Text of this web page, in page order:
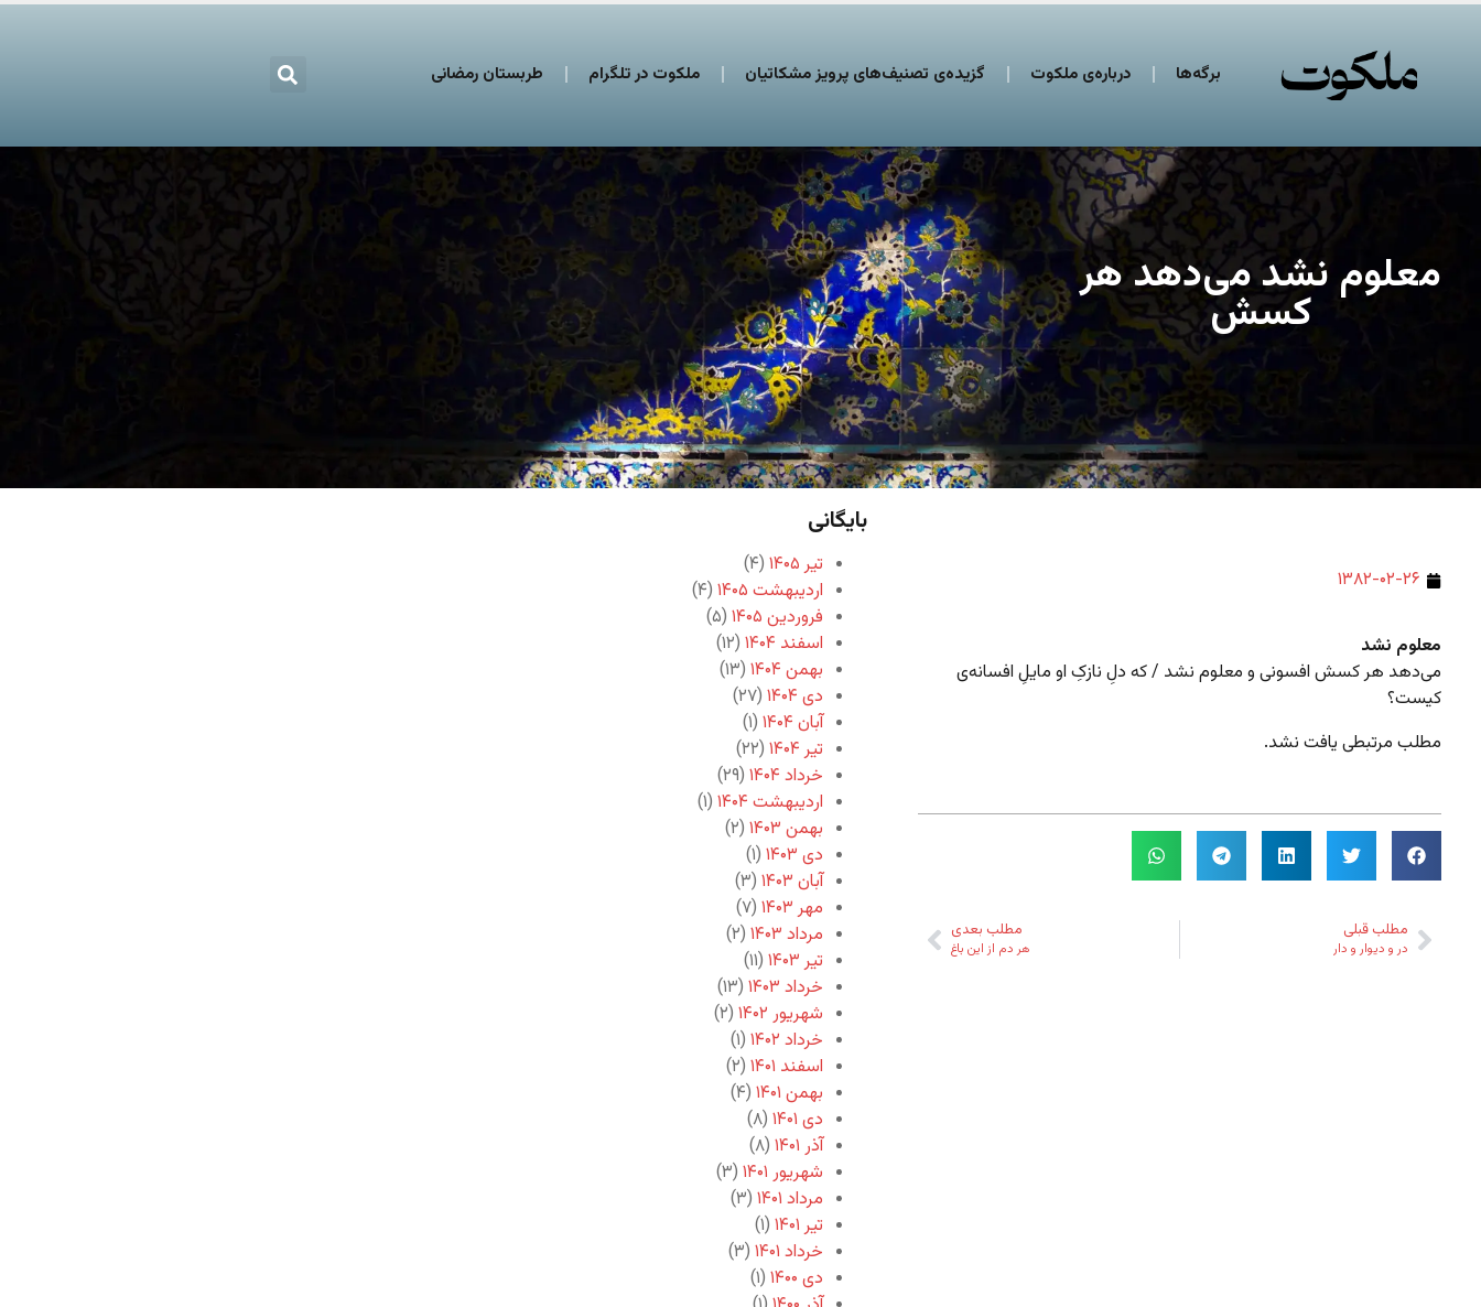
برگه‌ها درباره‌ی ملکوت گزیده‌ی تصنیف‌های پرویز مشکاتیان ملکوت در تلگرام طربستان رمضانی
معلوم نشد می‌دهد هر
کسش
۱۳۸۲-۰۲-۲۶
معلوم نشد
می‌دهد هر کسش افسونی و معلوم نشد / که دلِ نازکِ او مایلِ افسانه‌ی
کیست؟
مطلب مرتبطی یافت نشد.
مطلب قبلی
در و دیوار و دار
مطلب بعدی
هر دم از این باغ
بایگانی
تیر ۱۴۰۵
(۴)
اردیبهشت ۱۴۰۵
(۴)
فروردین ۱۴۰۵
(۵)
اسفند ۱۴۰۴
(۱۲)
بهمن ۱۴۰۴
(۱۳)
دی ۱۴۰۴
(۲۷)
آبان ۱۴۰۴
(۱)
تیر ۱۴۰۴
(۲۲)
خرداد ۱۴۰۴
(۲۹)
اردیبهشت ۱۴۰۴
(۱)
بهمن ۱۴۰۳
(۲)
دی ۱۴۰۳
(۱)
آبان ۱۴۰۳
(۳)
مهر ۱۴۰۳
(۷)
مرداد ۱۴۰۳
(۲)
تیر ۱۴۰۳
(۱۱)
خرداد ۱۴۰۳
(۱۳)
شهریور ۱۴۰۲
(۲)
خرداد ۱۴۰۲
(۱)
اسفند ۱۴۰۱
(۲)
بهمن ۱۴۰۱
(۴)
دی ۱۴۰۱
(۸)
آذر ۱۴۰۱
(۸)
شهریور ۱۴۰۱
(۳)
مرداد ۱۴۰۱
(۳)
تیر ۱۴۰۱
(۱)
خرداد ۱۴۰۱
(۳)
دی ۱۴۰۰
(۱)